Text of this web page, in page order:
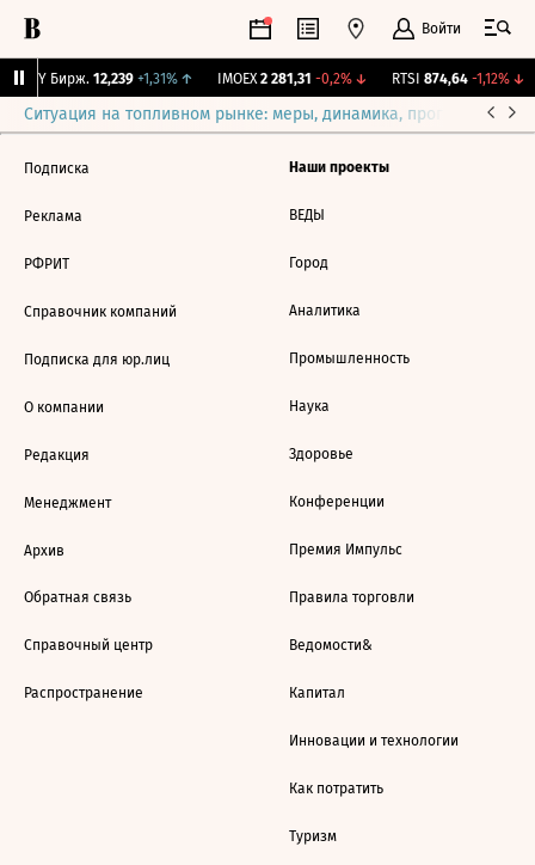
Войти
CNY Бирж. 12,239 +1,31%↑ IMOEX 2 281,31 -0,2%↓ RTSI 874,64 -1,12%↓
Ситуация на топливном рынке: меры, динамика, прогнозы
Подписка
Реклама
РФРИТ
Справочник компаний
Подписка для юр.лиц
О компании
Редакция
Менеджмент
Архив
Обратная связь
Справочный центр
Распространение
Наши проекты
ВЕДЫ
Город
Аналитика
Промышленность
Наука
Здоровье
Конференции
Премия Импульс
Правила торговли
Ведомости&
Капитал
Инновации и технологии
Как потратить
Туризм